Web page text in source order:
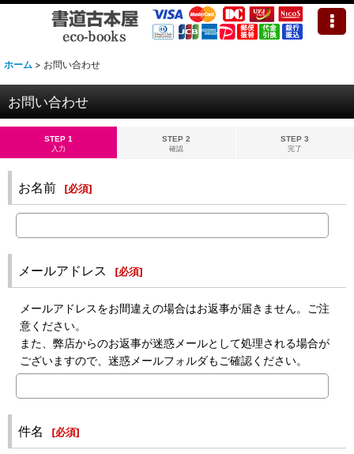
ホーム > お問い合わせ
お問い合わせ
STEP 1
入力
STEP 2
確認
STEP 3
完了
お名前 [必須]
メールアドレス [必須]
メールアドレスをお間違えの場合はお返事が届きません。ご注
意ください。
また、弊店からのお返事が迷惑メールとして処理される場合が
ございますので、迷惑メールフォルダもご確認ください。
件名 [必須]